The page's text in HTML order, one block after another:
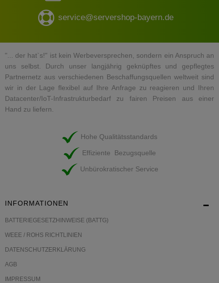
service@servershop-bayern.de
"... der hat`s!" ist kein Werbeversprechen, sondern ein Anspruch an
uns selbst. Durch unser langjährig geknüpftes und gepflegtes
Partnernetz aus verschiedenen Beschaffungsquellen weltweit sind
wir in der Lage flexibel auf Ihre Anfrage zu reagieren und Ihren
Datacenter/IoT-Infrastrukturbedarf zu fairen Preisen aus einer
Hand zu liefern.
Hohe Qualitätsstandards
Effiziente Bezugsquelle
Unbürokratischer Service
INFORMATIONEN
BATTERIEGESETZHINWEISE (BATTG)
WEEE / ROHS RICHTLINIEN
DATENSCHUTZERKLÄRUNG
AGB
IMPRESSUM